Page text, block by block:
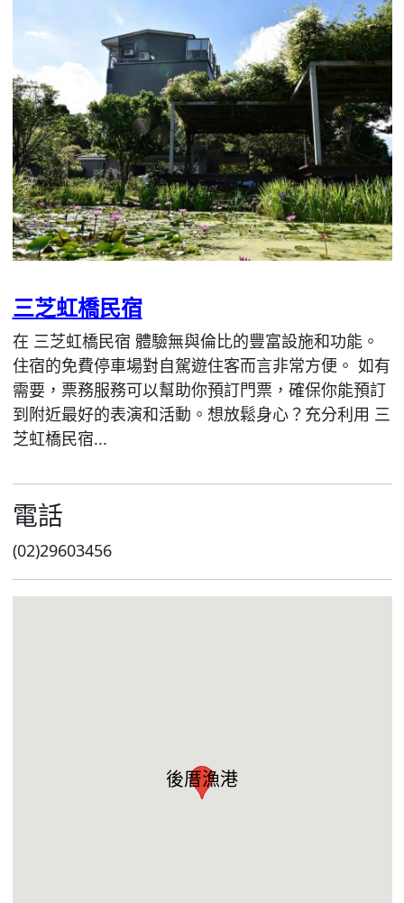
三芝虹橋民宿
在 三芝虹橋民宿 體驗無與倫比的豐富設施和功能。
住宿的免費停車場對自駕遊住客而言非常方便。 如有
需要，票務服務可以幫助你預訂門票，確保你能預訂
到附近最好的表演和活動。想放鬆身心？充分利用 三
芝虹橋民宿...
電話
(02)29603456
後厝漁港